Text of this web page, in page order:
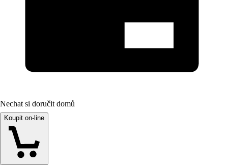
Nechat si doručit domů
Koupit on-line